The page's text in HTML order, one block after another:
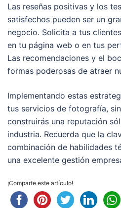
Las reseñas positivas y los
satisfechos pueden ser un
negocio. Solicita a tus
en tu página web o en tus
Las recomendaciones y el
formas poderosas de atraer
Implementando estas
tus servicios de fotografía,
construirás una reputación
industria. Recuerda que la
combinación de habilidades
una excelente gestión
¡Comparte este artículo!